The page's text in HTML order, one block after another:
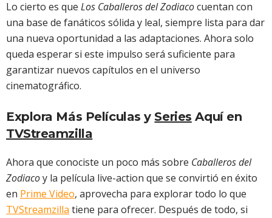
Lo cierto es que Los Caballeros del Zodiacocuentan con
una base de fanáticos sólida y leal, siempre lista para dar
una nueva oportunidad a las adaptaciones. Ahora solo
queda esperar si este impulso será suficiente para
garantizar nuevos capítulos en el universo
cinematográfico.
Explora Más Películas y Series Aquí en
TVStreamzilla
Ahora que conociste un poco más sobre Caballeros del
Zodiacoy la película live-action que se convirtió en éxito
en Prime Video, aprovecha para explorar todo lo que
TVStreamzilla tiene para ofrecer. Después de todo, si